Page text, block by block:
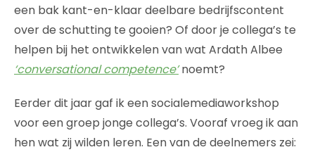
een bak kant-en-klaar deelbare bedrijfscontent
over de schutting te gooien? Of door je collega’s te
helpen bij het ontwikkelen van wat Ardath Albee
‘conversational competence’noemt?
Eerder dit jaar gaf ik een socialemediaworkshop
voor een groep jonge collega’s. Vooraf vroeg ik aan
hen wat zij wilden leren. Een van de deelnemers zei: